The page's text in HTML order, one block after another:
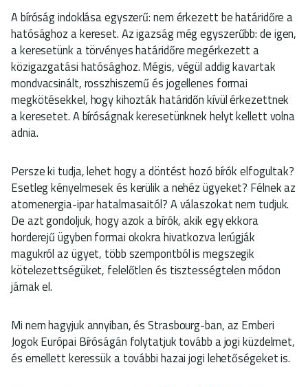
A bíróság indoklása egyszerű: nem érkezett be határidőre a
hatósághoz a kereset. Az igazság még egyszerűbb: de igen,
a keresetünk a törvényes határidőre megérkezett a
közigazgatási hatósághoz. Mégis, végül addig kavartak
mondvacsinált, rosszhiszemű és jogellenes formai
megkötésekkel, hogy kihozták határidőn kívül érkezettnek
a keresetet. A bíróságnak keresetünknek helyt kellett volna
adnia.
Persze ki tudja, lehet hogy a döntést hozó bírók elfogultak?
Esetleg kényelmesek és kerülik a nehéz ügyeket? Félnek az
atomenergia-ipar hatalmasaitól? A válaszokat nem tudjuk.
De azt gondoljuk, hogy azok a bírók, akik egy ekkora
horderejű ügyben formai okokra hivatkozva lerúgják
magukról az ügyet, több szempontból is megszegik
kötelezettségüket, felelőtlen és tisztességtelen módon
járnak el.
Mi nem hagyjuk annyiban, és Strasbourg-ban, az Emberi
Jogok Európai Bíróságán folytatjuk tovább a jogi küzdelmet,
és emellett keressük a további hazai jogi lehetőségeket is.